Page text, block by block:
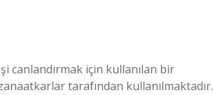
canlandırmak için kullanılan bir
tarafından kullanılmaktadır.